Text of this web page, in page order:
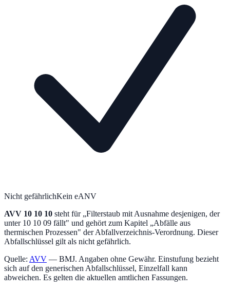
Nicht gefährlichKein eANV
AVV 10 10 10 steht für „Filterstaub mit Ausnahme desjenigen, der
unter 10 10 09 fällt" und gehört zum Kapitel „Abfälle aus
thermischen Prozessen" der Abfallverzeichnis-Verordnung. Dieser
Abfallschlüssel gilt als nicht gefährlich.
Quelle: AVV — BMJ. Angaben ohne Gewähr. Einstufung bezieht
sich auf den generischen Abfallschlüssel, Einzelfall kann
abweichen. Es gelten die aktuellen amtlichen Fassungen.